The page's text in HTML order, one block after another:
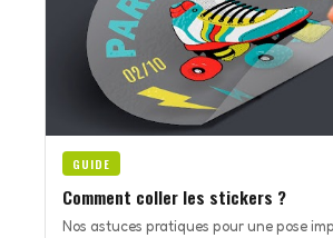
GUIDE
Comment coller les stickers ?
Nos astuces pratiques pour une pose